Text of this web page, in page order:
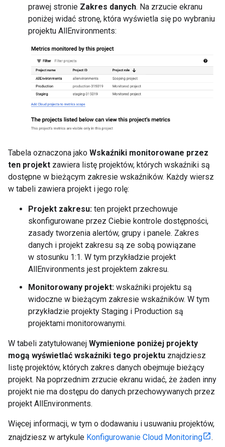
prawej stronie Zakres danych. Na zrzucie ekranu
poniżej widać stronę, która wyświetla się po wybraniu
projektu AllEnvironments:
Tabela oznaczona jako Wskaźniki monitorowane przez
ten projekt zawiera listę projektów, których wskaźniki są
dostępne w bieżącym zakresie wskaźników. Każdy wiersz
w tabeli zawiera projekt i jego rolę:
Projekt zakresu: ten projekt przechowuje
skonfigurowane przez Ciebie kontrole dostępności,
zasady tworzenia alertów, grupy i panele. Zakres
danych i projekt zakresu są ze sobą powiązane
w stosunku 1:1. W tym przykładzie projekt
AllEnvironments jest projektem zakresu.
Monitorowany projekt: wskaźniki projektu są
widoczne w bieżącym zakresie wskaźników. W tym
przykładzie projekty Staging i Production są
projektami monitorowanymi.
W tabeli zatytułowanej Wymienione poniżej projekty
mogą wyświetlać wskaźniki tego projektu znajdziesz
listę projektów, których zakres danych obejmuje bieżący
projekt. Na poprzednim zrzucie ekranu widać, że żaden inny
projekt nie ma dostępu do danych przechowywanych przez
projekt AllEnvironments.
Więcej informacji, w tym o dodawaniu i usuwaniu projektów,
znajdziesz w artykule Konfigurowanie Cloud Monitoring .